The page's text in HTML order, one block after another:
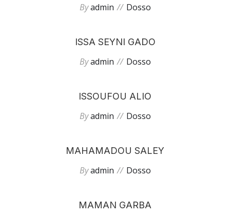
Byadmin Dosso
ISSA SEYNI GADO
Byadmin Dosso
ISSOUFOU ALIO
Byadmin Dosso
MAHAMADOU SALEY
Byadmin Dosso
MAMAN GARBA